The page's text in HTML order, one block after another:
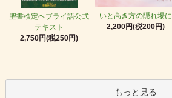
聖書検定ヘブライ語公式
テキスト
2,750円(税250円)
いと高き方の隠れ場に
2,200円(税200円)
もっと見る